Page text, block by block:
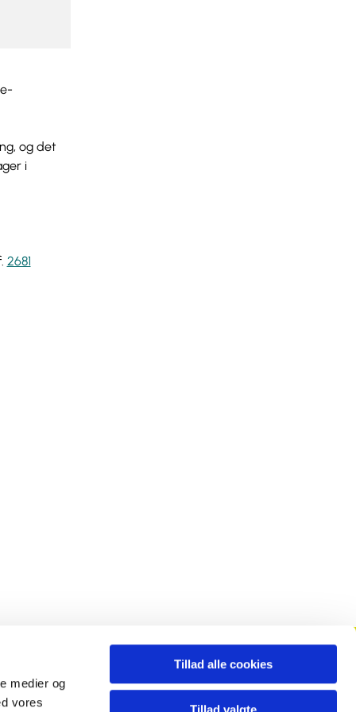
medier og
vores
Tillad alle cookies
Tillad valgte
og det
i
2681
Månedsblad